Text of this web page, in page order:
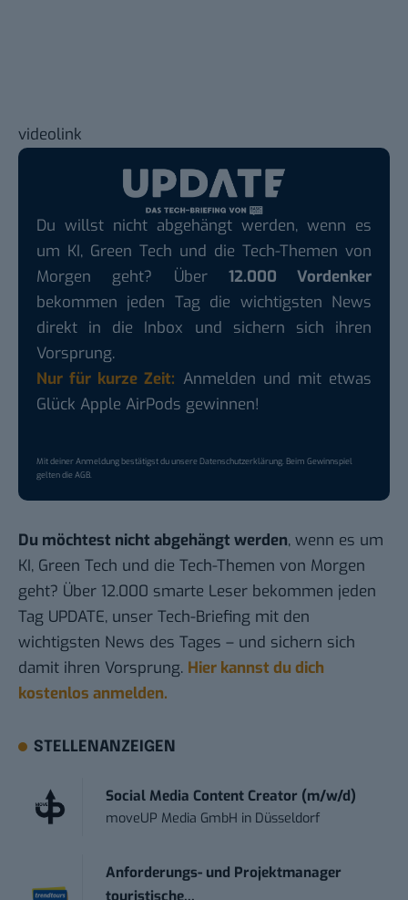
videolink
Du willst nicht abgehängt werden, wenn es
um KI, Green Tech und die Tech-Themen von
Morgen geht? Über 12.000 Vordenker
bekommen jeden Tag die wichtigsten News
direkt in die Inbox und sichern sich ihren
Vorsprung.
Nur für kurze Zeit: Anmelden und mit etwas
Glück Apple AirPods gewinnen!
Mit deiner Anmeldung bestätigst du unsereDatenschutzerklärung. Beim Gewinnspiel
gelten dieAGB.
Du möchtest nicht abgehängt werden, wenn es um
KI, Green Tech und die Tech-Themen von Morgen
geht? Über 12.000 smarte Leser bekommen jeden
Tag UPDATE, unser Tech-Briefing mit den
wichtigsten News des Tages – und sichern sich
damit ihren Vorsprung. Hier kannst du dich
kostenlos anmelden.
STELLENANZEIGEN
Social Media Content Creator (m/w/d)
moveUP Media GmbH in Düsseldorf
Anforderungs- und Projektmanager
touristische...